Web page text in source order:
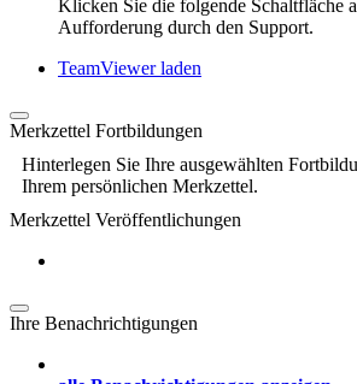
Klicken Sie die folgende Schaltfläche
Aufforderung durch den Support.
TeamViewer laden
Merkzettel Fortbildungen
Hinterlegen Sie Ihre ausgewählten
Ihrem persönlichen Merkzettel.
Merkzettel Veröffentlichungen
Ihre Benachrichtigungen